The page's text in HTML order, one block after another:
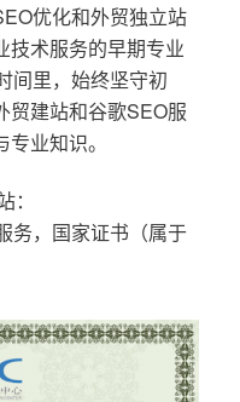
优化和外贸独立站
技术服务的早期专业
间里，始终坚守初
贸建站和谷歌SEO服
业知识。
务，国家证书（属于